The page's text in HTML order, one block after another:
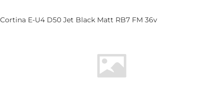
Cortina E-U4 D50 Jet Black Matt RB7 FM 36v